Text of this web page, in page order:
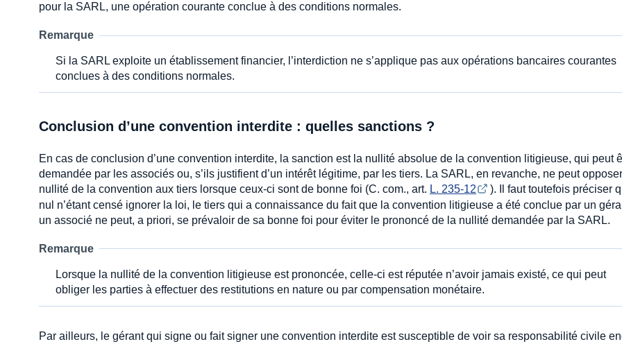
pour la SARL, une opération courante conclue à des conditions normales.
Remarque
Si la SARL exploite un établissement financier, l’interdiction ne s’applique pas aux opérations bancaires courantes
conclues à des conditions normales.
Conclusion d’une convention interdite : quelles sanctions ?
En cas de conclusion d’une convention interdite, la sanction est la nullité absolue de la convention litigieuse, qui peut
demandée par les associés ou, s’ils justifient d’un intérêt légitime, par les tiers. La SARL, en revanche, ne peut
nullité de la convention aux tiers lorsque ceux-ci sont de bonne foi (C. com., art. L. 235-12
). Il faut toutefois préciser
nul n’étant censé ignorer la loi, le tiers qui a connaissance du fait que la convention litigieuse a été conclue par un
un associé ne peut, a priori, se prévaloir de sa bonne foi pour éviter le prononcé de la nullité demandée par la SARL.
Remarque
Lorsque la nullité de la convention litigieuse est prononcée, celle-ci est réputée n’avoir jamais existé, ce qui peut
obliger les parties à effectuer des restitutions en nature ou par compensation monétaire.
Par ailleurs, le gérant qui signe ou fait signer une convention interdite est susceptible de voir sa responsabilité civile